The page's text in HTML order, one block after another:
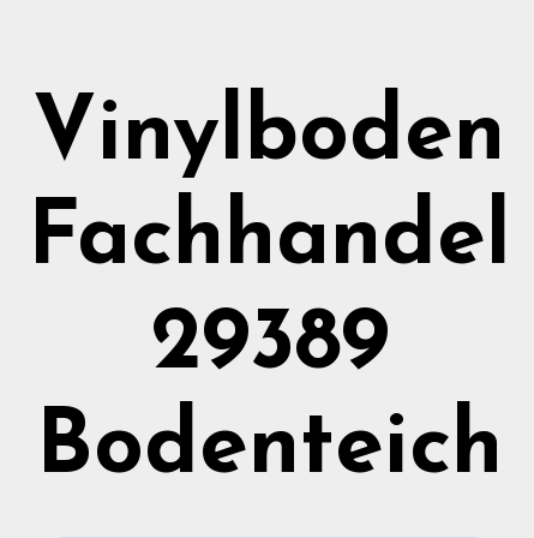
Vinylboden
Fachhandel
29389
Bodenteich